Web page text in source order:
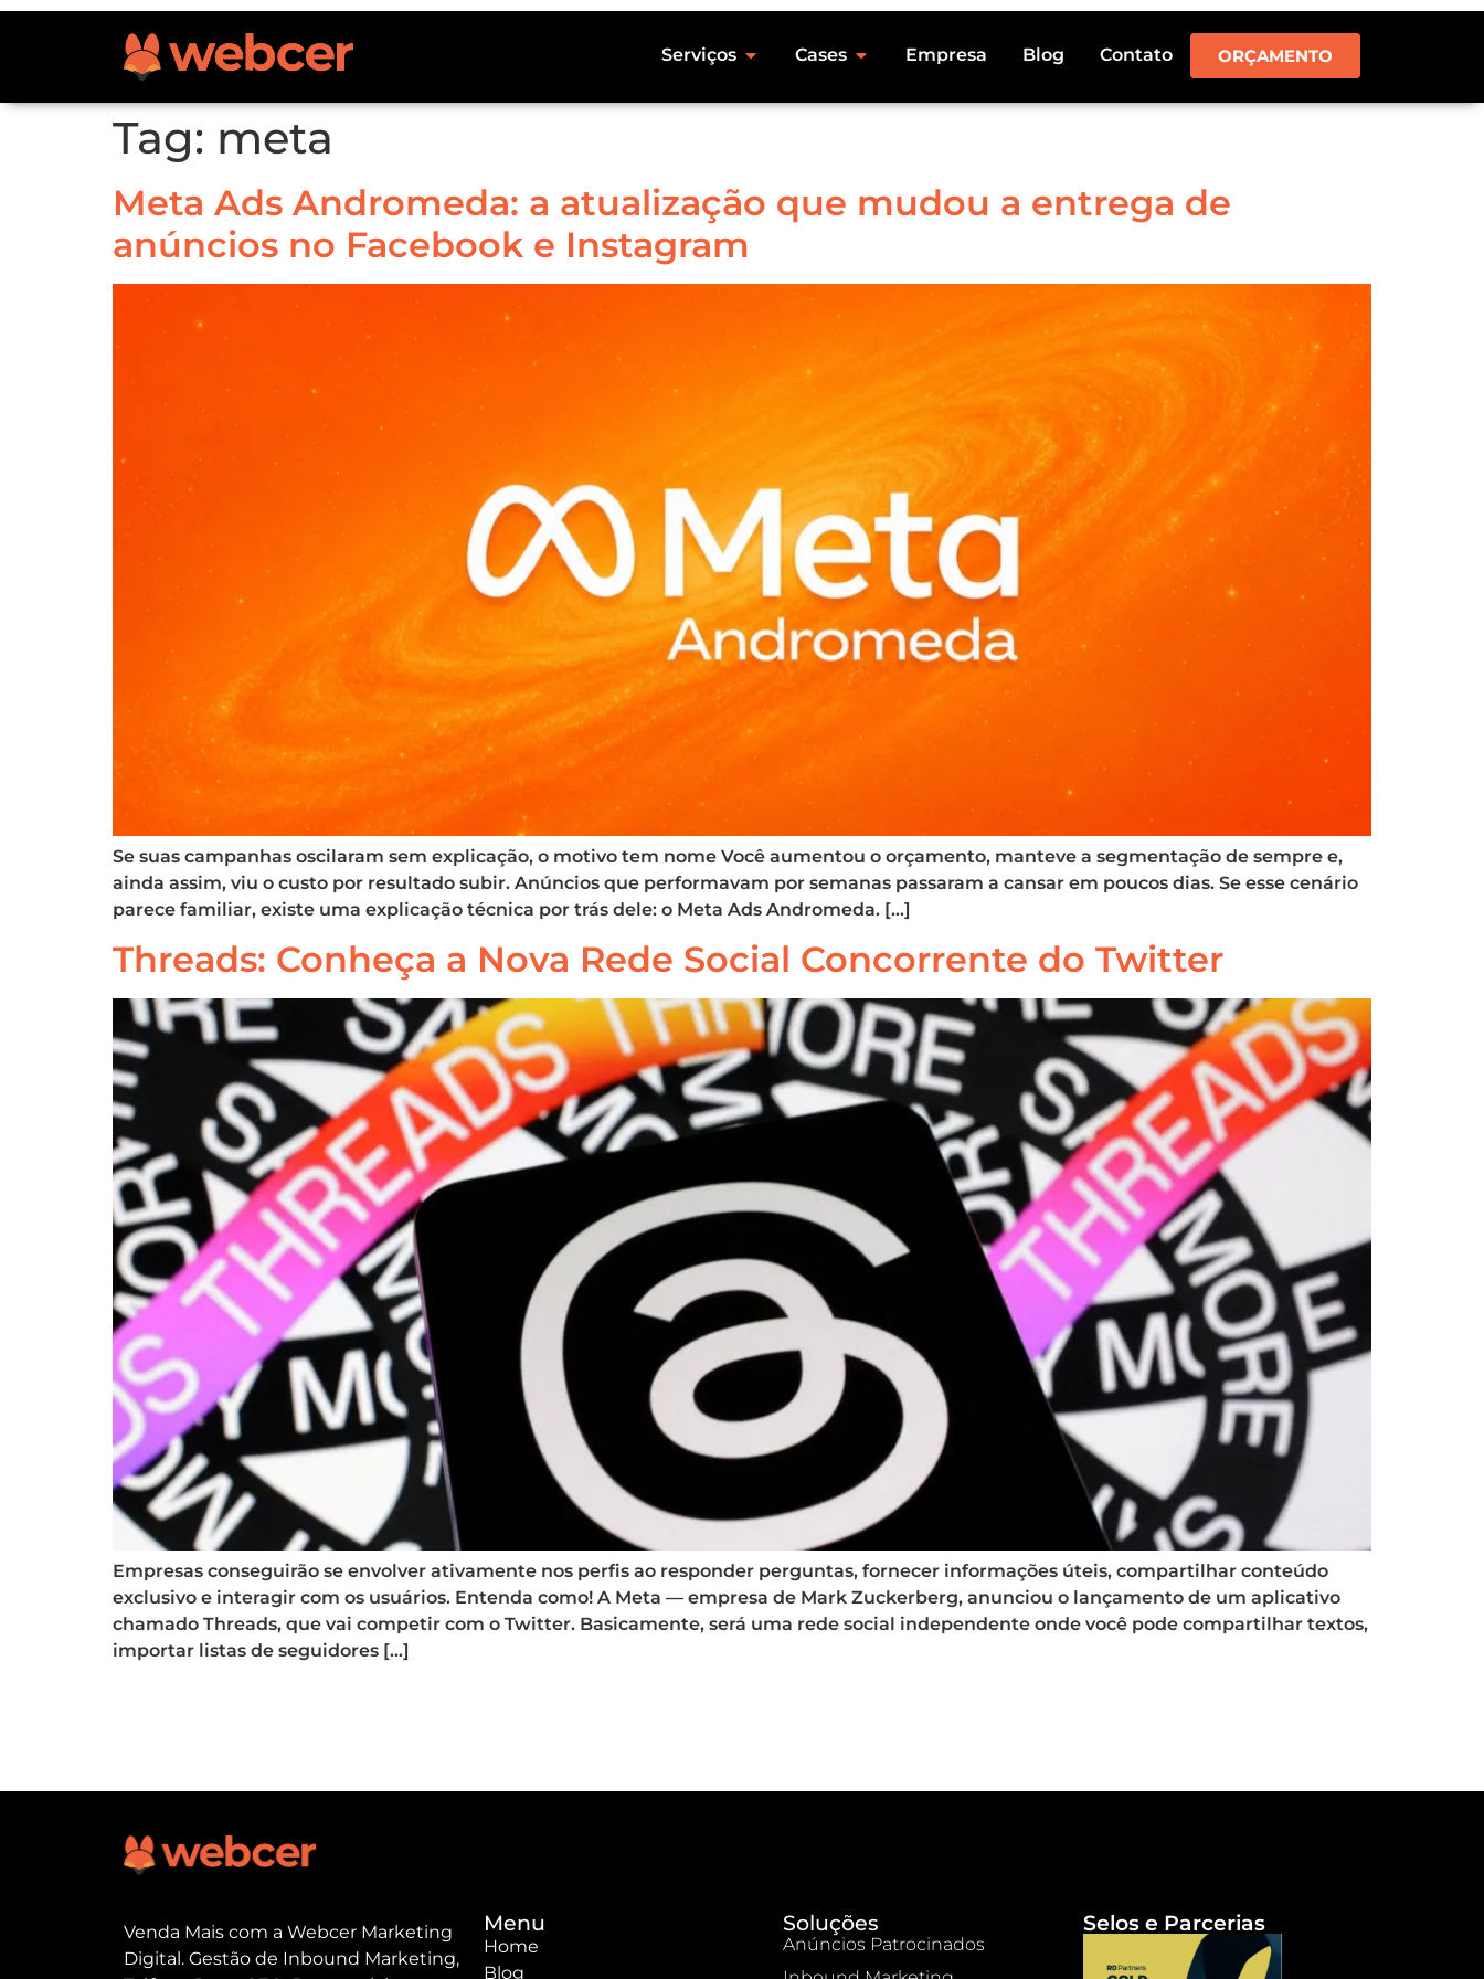
Serviços Cases Empresa Blog Contato ORÇAMENTO
Tag: meta
Meta Ads Andromeda: a atualização que mudou a entrega de
anúncios no Facebook e Instagram
Se suas campanhas oscilaram sem explicação, o motivo tem nome Você aumentou o orçamento, manteve a segmentação de sempre e,
ainda assim, viu o custo por resultado subir. Anúncios que performavam por semanas passaram a cansar em poucos dias. Se esse cenário
parece familiar, existe uma explicação técnica por trás dele: o Meta Ads Andromeda. […]
Threads: Conheça a Nova Rede Social Concorrente do Twitter
Empresas conseguirão se envolver ativamente nos perfis ao responder perguntas, fornecer informações úteis, compartilhar conteúdo
exclusivo e interagir com os usuários. Entenda como! A Meta — empresa de Mark Zuckerberg, anunciou o lançamento de um aplicativo
chamado Threads, que vai competir com o Twitter. Basicamente, será uma rede social independente onde você pode compartilhar textos,
importar listas de seguidores […]
Venda Mais com a Webcer Marketing
Digital. Gestão de Inbound Marketing,
Menu
Home
Blog
Soluções
Anúncios Patrocinados
Selos e Parcerias